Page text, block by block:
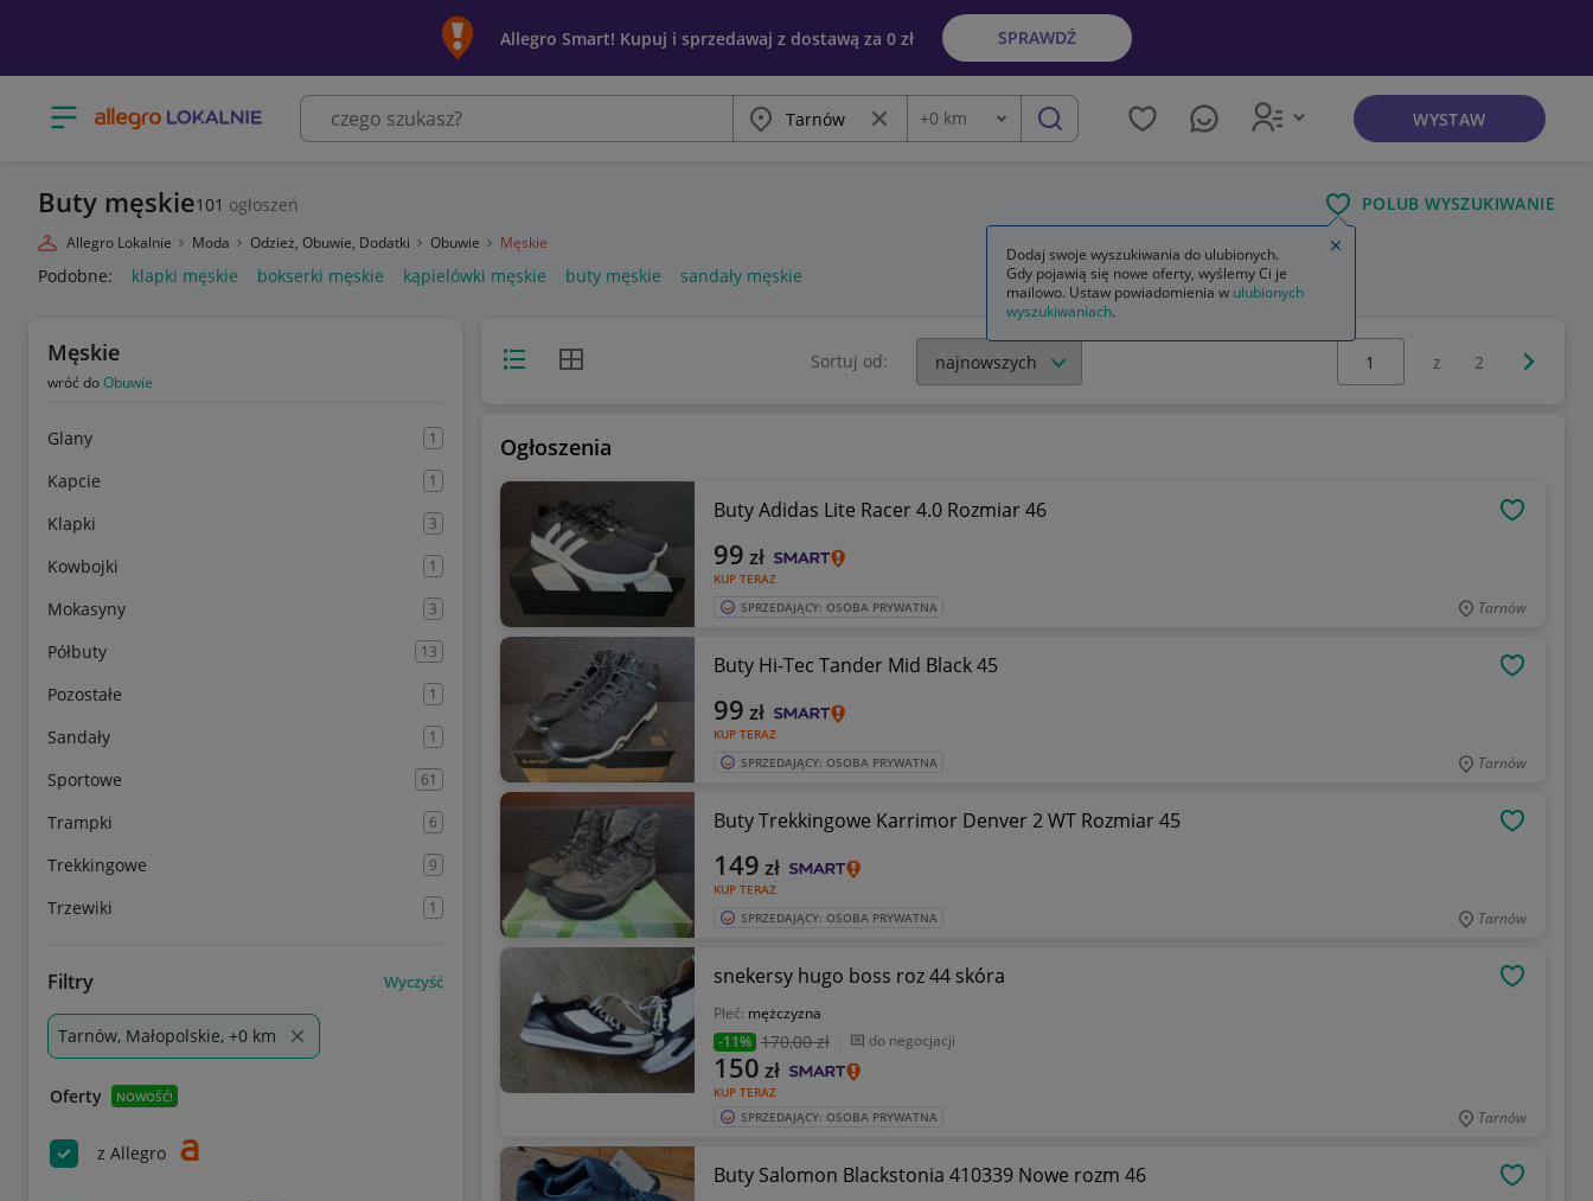
Allegro Smart! Kupuj i sprzedawaj z dostawą za 0 zł SPRAWDŹ
Otwórz menu z kategoriami Miasto Wyczyść frazę
Odległość
+0 km szukaj WYSTAW
Buty męskie101 ogłoszeń POLUB WYSZUKIWANIE
Allegro Lokalnie Moda Odzież, Obuwie, Dodatki Obuwie Męskie
Podobne: klapki męskie bokserki męskie kąpielówki męskie buty męskie sandały męskie
Męskie
wróć doObuwie
Glany 1
Kapcie 1
Klapki 3
Kowbojki 1
Mokasyny 3
Półbuty 13
Pozostałe 1
Sandały 1
Sportowe 61
Trampki 6
Trekkingowe 9
Trzewiki 1
Filtry Wyczyść
Tarnów, Małopolskie, +0 km
Oferty NOWOŚĆ!
z Allegro
Widok listyWidok siatki Sortuj od:
Wybierz stronę:
z 2
Ogłoszenia
Buty Adidas Lite Racer 4.0 Rozmiar 46
KUP TERAZ
99 zł
SPRZEDAJĄCY: OSOBA PRYWATNA Tarnów
Buty Hi-Tec Tander Mid Black 45
KUP TERAZ
99 zł
SPRZEDAJĄCY: OSOBA PRYWATNA Tarnów
Buty Trekkingowe Karrimor Denver 2 WT Rozmiar 45
KUP TERAZ
149 zł
SPRZEDAJĄCY: OSOBA PRYWATNA Tarnów
snekersy hugo boss roz 44 skóra
Płeć: mężczyzna
-11% 170,00 zł do negocjacji
KUP TERAZ
150 zł
SPRZEDAJĄCY: OSOBA PRYWATNA Tarnów
Buty Salomon Blackstonia 410339 Nowe rozm 46
Dodaj swoje wyszukiwania do ulubionych.
Gdy pojawią się nowe oferty, wyślemy Ci je
mailowo. Ustaw powiadomienia w ulubionych
wyszukiwaniach.
Zamknij wskazówkę